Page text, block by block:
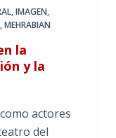
,IMAGEN,
,MEHRABIAN
la
y la
actores
del